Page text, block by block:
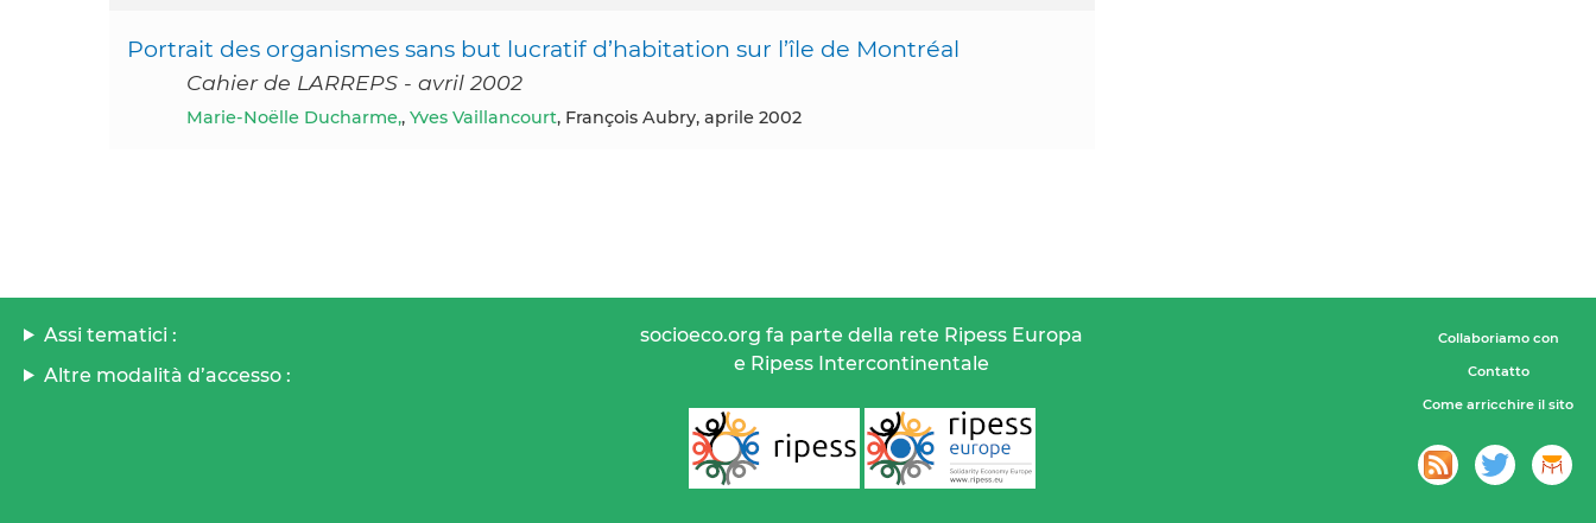
Portrait des organismes sans but lucratif d’habitation sur l’île de Montréal
Cahier de LARREPS - avril 2002
Marie-Noëlle Ducharme,, Yves Vaillancourt, François Aubry, aprile 2002
Assi tematici :
Altre modalità d’accesso :
socioeco.org fa parte della rete Ripess Europa
e Ripess Intercontinentale
Collaboriamo con
Contatto
Come arricchire il sito